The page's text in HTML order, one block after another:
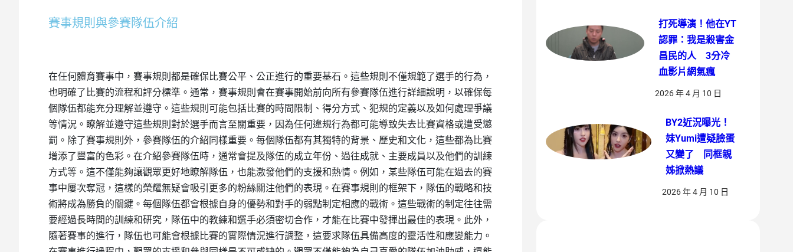
賽事規則與參賽隊伍介紹
在任何體育賽事中，賽事規則都是確保比賽公平、公正進行的重要基石。這些規則不僅規範了選手的行為，
也明確了比賽的流程和評分標準。通常，賽事規則會在賽事開始前向所有參賽隊伍進行詳細說明，以確保每
個隊伍都能充分理解並遵守。這些規則可能包括比賽的時間限制、得分方式、犯規的定義以及如何處理爭議
等情況。瞭解並遵守這些規則對於選手而言至關重要，因為任何違規行為都可能導致失去比賽資格或遭受懲
罰。除了賽事規則外，參賽隊伍的介紹同樣重要。每個隊伍都有其獨特的背景、歷史和文化，這些都為比賽
增添了豐富的色彩。在介紹參賽隊伍時，通常會提及隊伍的成立年份、過往成就、主要成員以及他們的訓練
方式等。這不僅能夠讓觀眾更好地瞭解隊伍，也能激發他們的支援和熱情。例如，某些隊伍可能在過去的賽
事中屢次奪冠，這樣的榮耀無疑會吸引更多的粉絲關注他們的表現。在賽事規則的框架下，隊伍的戰略和技
術將成為勝負的關鍵。每個隊伍都會根據自身的優勢和對手的弱點制定相應的戰術。這些戰術的制定往往需
要經過長時間的訓練和研究，隊伍中的教練和選手必須密切合作，才能在比賽中發揮出最佳的表現。此外，
隨著賽事的進行，隊伍也可能會根據比賽的實際情況進行調整，這要求隊伍具備高度的靈活性和應變能力。
打死導演！他在YT
認罪：我是殺害金
昌民的人 3分冷
血影片網氣瘋
2026 年 4 月 10 日
BY2近況曝光！
妹Yumi遭疑臉蛋
又變了 同框親
姊掀熱議
2026 年 4 月 10 日